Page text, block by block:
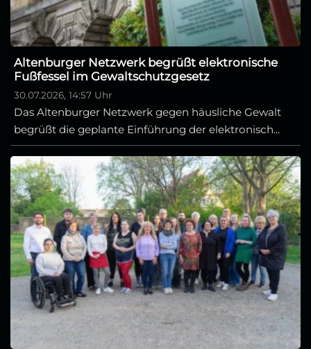
Altenburger Netzwerk begrüßt elektronische
Fußfessel im Gewaltschutzgesetz
30.07.2026, 14:57 Uhr
Das Altenburger Netzwerk gegen häusliche Gewalt
begrüßt die geplante Einführung der elektronisch...